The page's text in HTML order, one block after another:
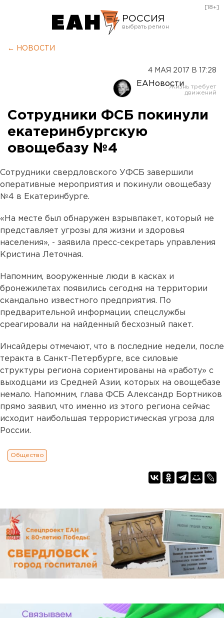
РОССИЯ
Оренбург
[18+]
← НОВОСТИ
4 МАЯ 2017 В 17:28
ЕАНовости
Сотрудники ФСБ покинули
екатеринбургскую
овощебазу №4
Сотрудники свердловского УФСБ завершили
оперативные мероприятия и покинули овощебазу
№4 в Екатеринбурге.
«На месте был обнаружен взрывпакет, который не
представляет угрозы для жизни и здоровья
населения», - заявила пресс-секретарь управления
Кристина Леточная.
Напомним, вооруженные люди в касках и
бронежилетах появились сегодня на территории
скандально известного предприятия. По
предварительной информации, спецслужбы
среагировали на найденный бесхозный пакет.
Инсайдеры отмечают, что в последние недели, после
теракта в Санкт-Петербурге, все силовые
структуры региона сориентированы на «работу» с
выходцами из Средней Азии, которых на овощебазе
немало. Напомним, глава ФСБ Александр Бортников
прямо заявил, что именно из этого региона сейчас
исходит наибольшая террористическая угроза для
России.
Общество